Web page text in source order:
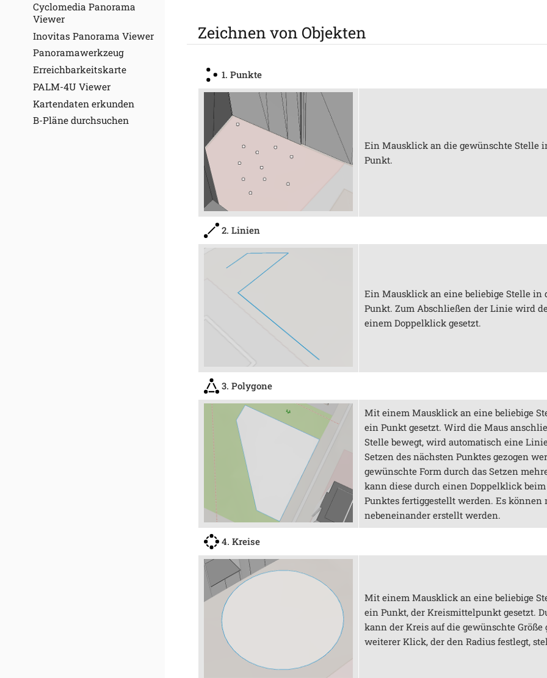
Cyclomedia Panorama
Viewer
Inovitas Panorama Viewer
Panoramawerkzeug
Erreichbarkeitskarte
PALM-4U Viewer
Kartendaten erkunden
B-Pläne durchsuchen
Zeichnen von Objekten
1. Punkte
Ein Mausklick an die gewünschte Stelle
Punkt.
2. Linien
Ein Mausklick an eine beliebige Stelle in
Punkt. Zum Abschließen der Linie wird
einem Doppelklick gesetzt.
3. Polygone
Mit einem Mausklick an eine beliebige
ein Punkt gesetzt. Wird die Maus
Stelle bewegt, wird automatisch eine
Setzen des nächsten Punktes gezogen
gewünschte Form durch das Setzen
kann diese durch einen Doppelklick beim
Punktes fertiggestellt werden. Es können
nebeneinander erstellt werden.
4. Kreise
Mit einem Mausklick an eine beliebige
ein Punkt, der Kreismittelpunkt gesetzt.
kann der Kreis auf die gewünschte
weiterer Klick, der den Radius festlegt,